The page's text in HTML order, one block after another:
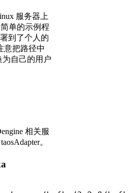
服务器上
单的示例程
到了个人的
意把路径中
为自己的用户
相关服
。